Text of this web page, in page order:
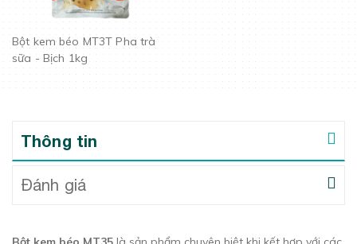
Bột kem béo MT3T Pha trà
sữa - Bịch 1kg
Thông tin
Đánh giá